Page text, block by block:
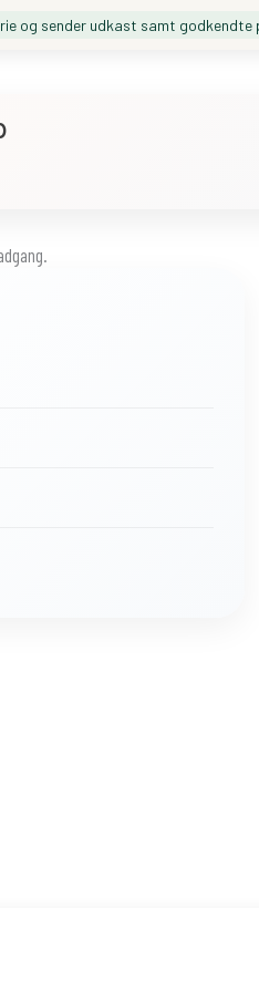
og sender udkast samt godkendte